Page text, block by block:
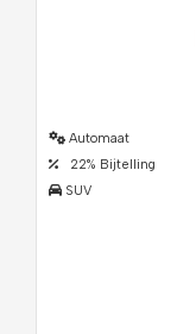
Automaat
22% Bijtelling
SUV